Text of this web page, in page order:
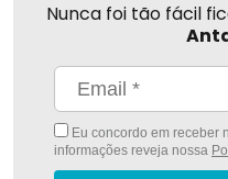
Nunca foi tão fácil
Eu concordo em receber
informações reveja nossa